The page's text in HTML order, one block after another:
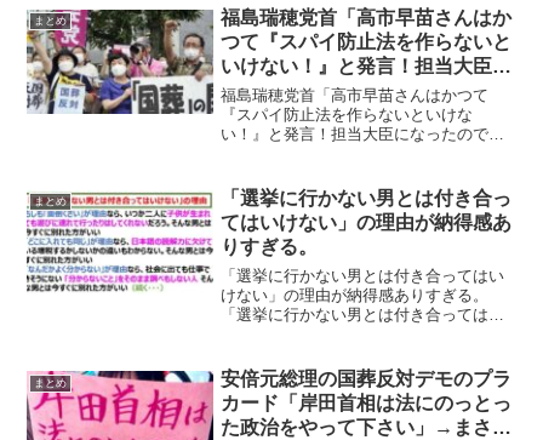
合写真撮っていた2019年のG20大阪サミ
ットの写真につい...
まとめ
福島瑞穂党首「高市早苗さんはか
つて『スパイ防止法を作らないと
いけない！』と発言！担当大臣に
なったので最高刑が死刑のスパイ
防止法が出来るかもしれない！」
→ネットの反応「スパイ防止法に
福島瑞穂党首「高市早苗さんはかつて
『スパイ防止法を作らないといけな
い！』と発言！担当大臣になったので最
止法に怯える議員てどうなんだ？」社民
党の福島瑞穂党首が過去に「高市...
まとめ
「選挙に行かない男とは付き合っ
てはいけない」の理由が納得感あ
りすぎる。
「選挙に行かない男とは付き合ってはい
けない」の理由が納得感ありすぎる。
「選挙に行かない男とは付き合ってはい
恋活・婚活中 (@marrima...
まとめ
安倍元総理の国葬反対デモのプラ
カード「岸田首相は法にのっとっ
た政治をやって下さい」→まさか